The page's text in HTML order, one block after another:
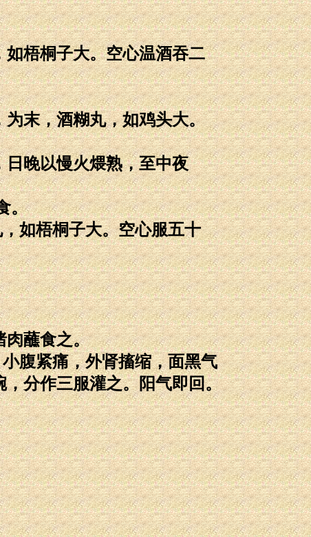
梧桐子大。空心温酒吞二
末，酒糊丸，如鸡头大。
晚以慢火煨熟，至中夜
。
如梧桐子大。空心服五十
肉蘸食之。
腹紧痛，外肾搐缩，面黑气
分作三服灌之。阳气即回。